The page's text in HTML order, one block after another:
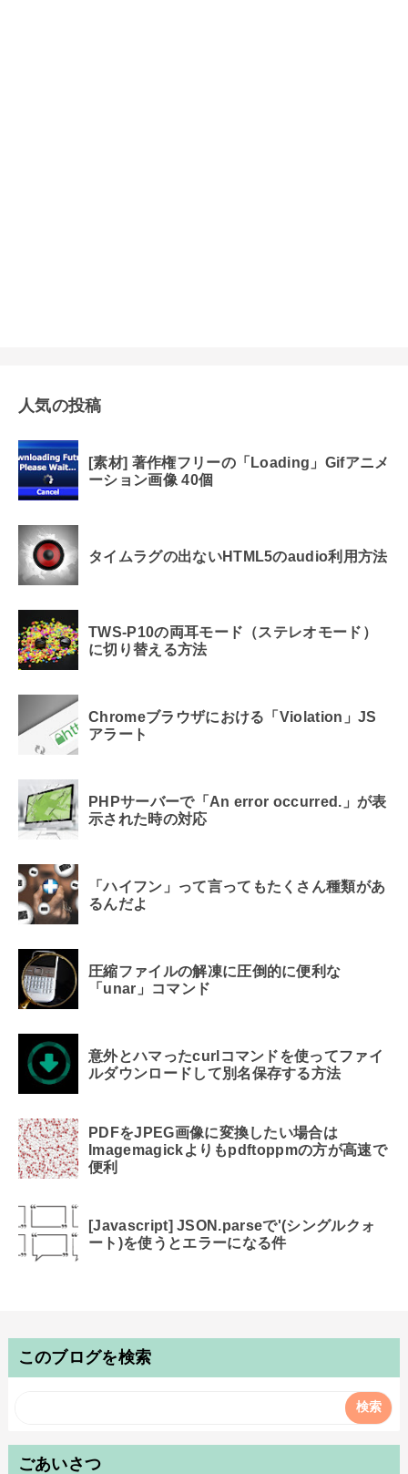
人気の投稿
[素材] 著作権フリーの「Loading」Gifアニメ
ーション画像 40個
タイムラグの出ないHTML5のaudio利用方法
TWS-P10の両耳モード（ステレオモード）
に切り替える方法
Chromeブラウザにおける「Violation」JS
アラート
PHPサーバーで「An error occurred.」が表
示された時の対応
「ハイフン」って言ってもたくさん種類があ
るんだよ
圧縮ファイルの解凍に圧倒的に便利な
「unar」コマンド
意外とハマったcurlコマンドを使ってファイ
ルダウンロードして別名保存する方法
PDFをJPEG画像に変換したい場合は
Imagemagickよりもpdftoppmの方が高速で
便利
[Javascript] JSON.parseで'(シングルクォ
ート)を使うとエラーになる件
このブログを検索
ごあいさつ